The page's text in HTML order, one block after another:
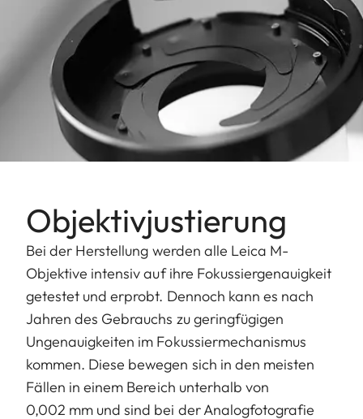
Objektivjustierung
Bei der Herstellung werden alle Leica M-
Objektive intensiv auf ihre Fokussiergenauigkeit
getestet und erprobt. Dennoch kann es nach
Jahren des Gebrauchs zu geringfügigen
Ungenauigkeiten im Fokussiermechanismus
kommen. Diese bewegen sich in den meisten
Fällen in einem Bereich unterhalb von
0,002 mm und sind bei der Analogfotografie